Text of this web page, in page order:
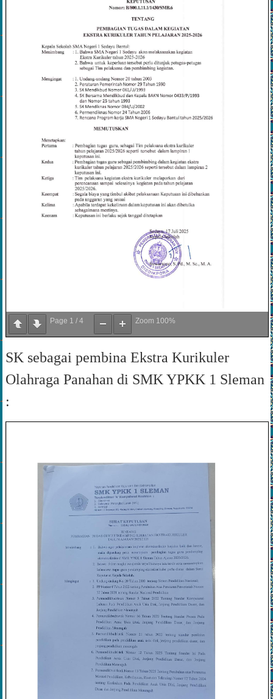
Page 1 / 4 Zoom 100%
SK sebagai pembina Ekstra Kurikuler
Olahraga Panahan di SMK YPKK 1 Sleman
: